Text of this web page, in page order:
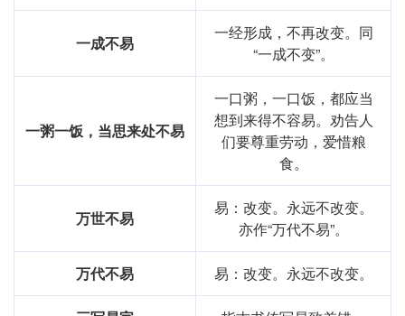
一成不易
一经形成，不再改变。同
“一成不变”。
一粥一饭，当思来处不易
一口粥，一口饭，都应当
想到来得不容易。劝告人
们要尊重劳动，爱惜粮
食。
万世不易
易：改变。永远不改变。
亦作“万代不易”。
万代不易 易：改变。永远不改变。